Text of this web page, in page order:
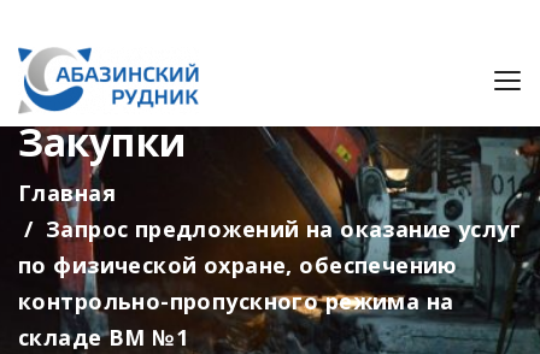
Закупки
Главная
Запрос предложений на оказание услуг
по физической охране, обеспечению
контрольно-пропускного режима на
складе ВМ №1